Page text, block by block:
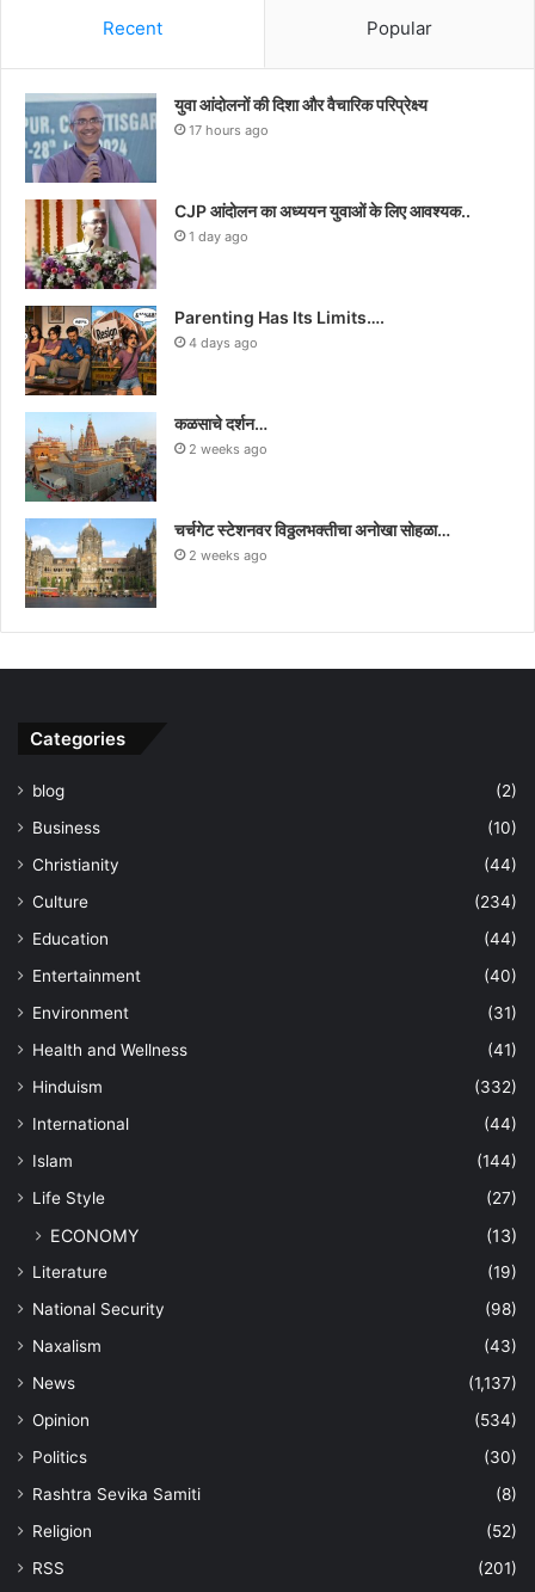
Recent Popular
युवा आंदोलनों की दिशा और वैचारिक परिप्रेक्ष्य
17 hours ago
CJP आंदोलन का अध्ययन युवाओं के लिए आवश्यक..
1 day ago
Parenting Has Its Limits….
4 days ago
कळसाचे दर्शन…
2 weeks ago
चर्चगेट स्टेशनवर विठ्ठलभक्तीचा अनोखा सोहळा…
2 weeks ago
Categories
blog
(2)
Business
(10)
Christianity
(44)
Culture
(234)
Education
(44)
Entertainment
(40)
Environment
(31)
Health and Wellness
(41)
Hinduism
(332)
International
(44)
Islam
(144)
Life Style
(27)
ECONOMY (13)
Literature
(19)
National Security
(98)
Naxalism
(43)
News
(1,137)
Opinion
(534)
Politics
(30)
Rashtra Sevika Samiti
(8)
Religion
(52)
RSS
(201)